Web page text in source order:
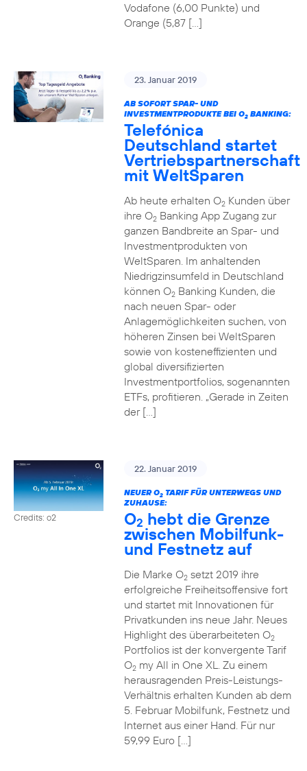
Vodafone (6,00 Punkte) und
Orange (5,87 […]
23. Januar 2019
AB SOFORT SPAR- UND
INVESTMENTPRODUKTE BEI O2BANKING:
Telefónica
Deutschland startet
Vertriebspartnerschaft
mit WeltSparen
Ab heute erhalten O2Kunden über
ihre O2Banking App Zugang zur
ganzen Bandbreite an Spar- und
Investmentprodukten von
WeltSparen. Im anhaltenden
Niedrigzinsumfeld in Deutschland
können O2Banking Kunden, die
nach neuen Spar- oder
Anlagemöglichkeiten suchen, von
höheren Zinsen bei WeltSparen
sowie von kosteneffizienten und
global diversifizierten
Investmentportfolios, sogenannten
ETFs, profitieren. „Gerade in Zeiten
der […]
Credits: o2
22. Januar 2019
NEUER O2TARIF FÜR UNTERWEGS UND
ZUHAUSE:
O2 hebt die Grenze
zwischen Mobilfunk-
und Festnetz auf
Die Marke O2setzt 2019 ihre
erfolgreiche Freiheitsoffensive fort
und startet mit Innovationen für
Privatkunden ins neue Jahr. Neues
Highlight des überarbeiteten O2
Portfolios ist der konvergente Tarif
O2my All in One XL. Zu einem
herausragenden Preis-Leistungs-
Verhältnis erhalten Kunden ab dem
5. Februar Mobilfunk, Festnetz und
Internet aus einer Hand. Für nur
59,99 Euro […]